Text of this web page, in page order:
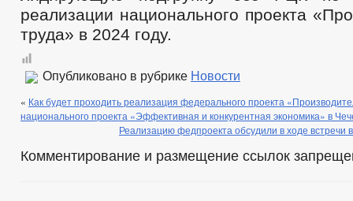
реализации национального проекта
труда» в 2024 году.
Опубликовано в рубрике Новости
« Как будет проходить реализация федерального проекта
национального проекта «Эффективная и конкурентная экономика» в
Реализацию федпроекта обсудили в ходе встречи
Комментирование и размещение ссылок